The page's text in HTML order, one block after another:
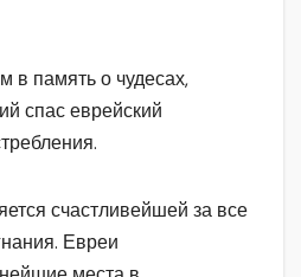
в память о чудесах,
спас еврейский
счастливейшей за все
Евреи